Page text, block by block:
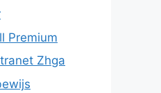
Premium
Zhga